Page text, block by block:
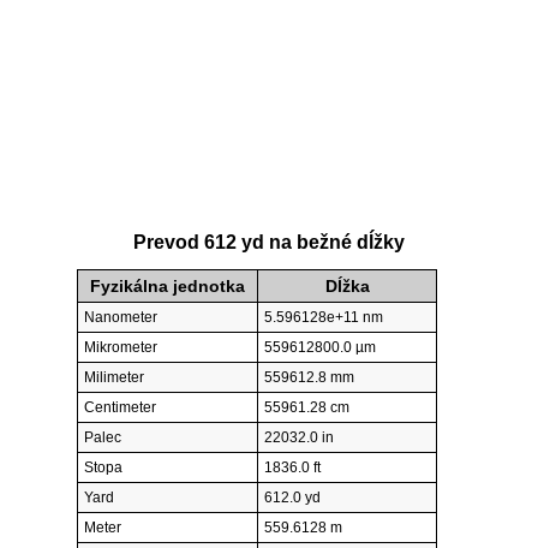
Prevod 612 yd na bežné dĺžky
Fyzikálna jednotka Dĺžka
Nanometer
5.596128e+11 nm
Mikrometer
559612800.0 µm
Milimeter
559612.8 mm
Centimeter
55961.28 cm
Palec
22032.0 in
Stopa
1836.0 ft
Yard
612.0 yd
Meter
559.6128 m